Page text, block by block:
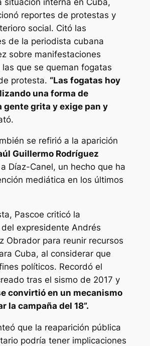
reportes de protestas y
social. Citó las
de la periodista cubana
sobre manifestaciones
que se queman fogatas
protesta. “Las fogatas hoy
una forma de
gente grita y exige pan y
se refirió a la aparición
Guillermo Rodríguez
Díaz-Canel, un hecho que ha
mediática en los últimos
Pascoe criticó la
expresidente Andrés
Obrador para reunir recursos
Cuba, al considerar que
políticos. Recordó el
tras el sismo de 2017 y
convirtió en un mecanismo
la campaña del 18”.
que la reaparición pública
podría tener implicaciones